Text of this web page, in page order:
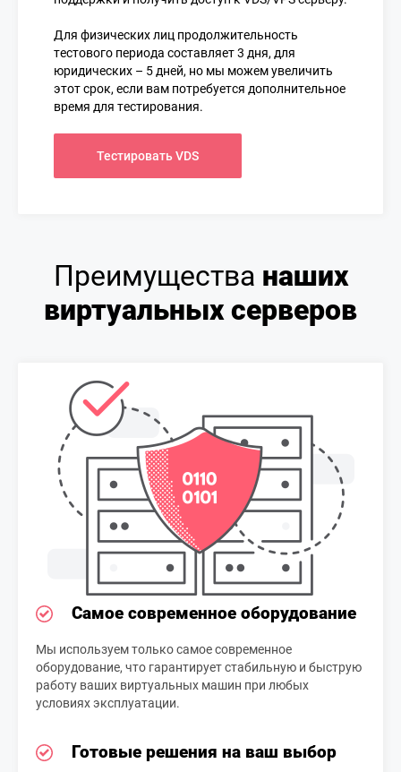
Для физических лиц продолжительность
тестового периода составляет 3 дня, для
юридических – 5 дней, но мы можем увеличить
этот срок, если вам потребуется дополнительное
время для тестирования.
Тестировать VDS
Преимущества наших
виртуальных серверов
Самое современное оборудование
Мы используем только самое современное
оборудование, что гарантирует стабильную и быструю
работу ваших виртуальных машин при любых
условиях эксплуатации.
Готовые решения на ваш выбор